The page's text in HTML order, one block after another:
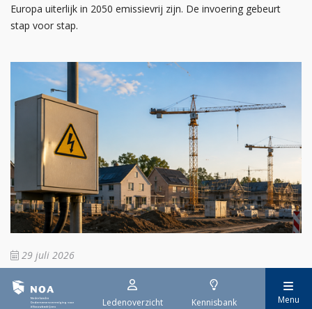
Ledenoverzicht Kennisbank Menu
Europa uiterlijk in 2050 emissievrij zijn. De invoering gebeurt
stap voor stap.
29 juli 2026
Stroomaansluiting bouwprojecten